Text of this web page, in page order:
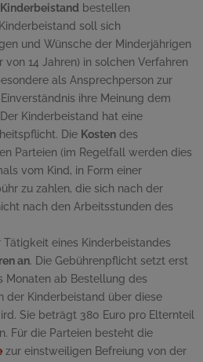
Kinderbeistand bestellen
soll sich
und Wünsche der Minderjährigen
14 Jahren) in solchen Verfahren
als Ansprechperson zur
ihre Meinung dem
Kinderbeistand hat eine
Die Kosten des
Parteien (im Regelfall werden dies
vom Kind, in Form einer
zu zahlen, die sich nach der
nach den Arbeitsstunden des
Tätigkeit eines Kinderbeistandes
an. Die Gebührenpflicht setzt erst
Monaten ab Bestellung des
der Kinderbeistand über diese
Sie beträgt 380 Euro pro Elternteil
Für die Parteien besteht die
zur einstweiligen Befreiung von der